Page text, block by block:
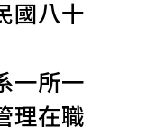
國八十
一所一
理在職